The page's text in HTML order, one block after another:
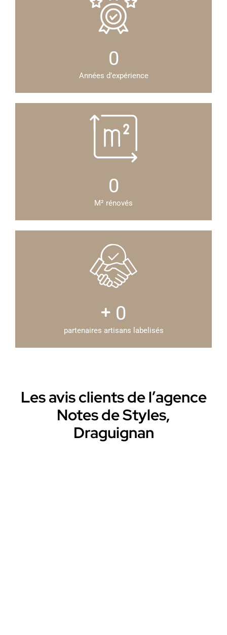
0
Années d’expérience
0
M² rénovés
0
partenaires artisans labelisés
Les avis clients de l’agence
Notes de Styles,
Draguignan